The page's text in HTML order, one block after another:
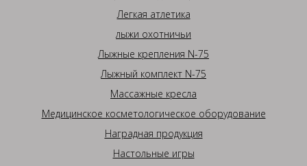
Легкая атлетика
лыжи охотничьи
Лыжные крепления N-75
Лыжный комплект N-75
Массажные кресла
Медицинское косметологическое оборудование
Наградная продукция
Настольные игры